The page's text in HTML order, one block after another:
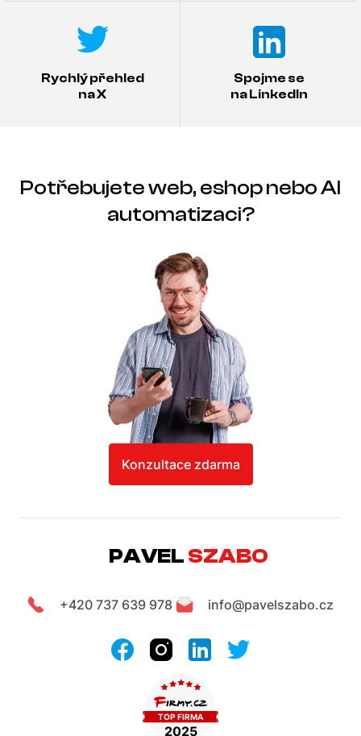
Rychlý přehled
na X
Spojme se
na LinkedIn
Potřebujete web, eshop nebo AI
automatizaci?
Konzultace zdarma
PAVEL SZABO
+420 737 639 978 info@pavelszabo.cz